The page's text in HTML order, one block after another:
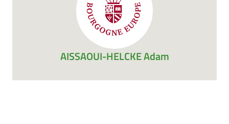
AISSAOUI-HELCKE Adam